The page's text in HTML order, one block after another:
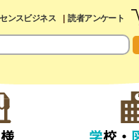
ンスビジネス 読者アンケート